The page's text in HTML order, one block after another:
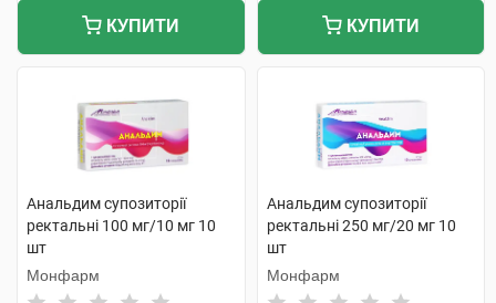
КУПИТИ КУПИТИ
Анальдим супозиторії
ректальні 100 мг/10 мг 10
шт
Монфарм
Анальдим супозиторії
ректальні 250 мг/20 мг 10
шт
Монфарм